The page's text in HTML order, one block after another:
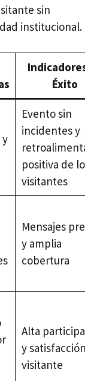
sin
institucional.
Indicadores de
Éxito
Evento sin
incidentes y
positiva de los
visitantes
Mensajes
y amplia
cobertura
Alta
y satisfacción
visitante